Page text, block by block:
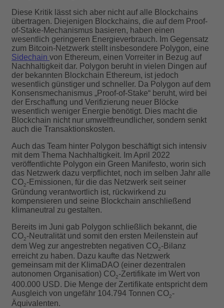
Diese Kritik lässt sich aber nicht auf alle Blockchains
übertragen. Diejenigen Blockchains, die auf dem Proof-
of-Stake-Mechanismus basieren, haben einen
wesentlich geringeren Energieverbrauch. Im Gegensatz
zum Bitcoin-Netzwerk stellt insbesondere Polygon, eine
Sidechain von Ethereum, einen Vorreiter in Bezug auf
Nachhaltigkeit dar. Polygon beruht in vielen Dingen auf
der bekannten Blockchain Ethereum, ist jedoch
wesentlich günstiger und schneller. Da Polygon auf dem
Konsensmechanismus „Proof-of-Stake“ beruht, wird bei
der Erschaffung und Verifizierung neuer Blöcke
wesentlich weniger Energie benötigt. Dies macht die
Blockchain nicht nur umweltfreundlicher, sondern senkt
auch die Transaktionskosten.
Auch das Team hinter Polygon beschäftigt sich intensiv
mit dem Thema Nachhaltigkeit. Im April 2022
veröffentlichte Polygon ein Green Manifesto, worin sich
das Netzwerk dazu verpflichtet, noch im selben Jahr alle
CO2-Emissionen, für die das Netzwerk seit seiner
Gründung verantwortlich ist, rückwirkend zu
kompensieren und seine Blockchain anschließend
klimaneutral zu gestalten.
Bereits im Juni gab Polygon schließlich bekannt, die
CO2-Neutralität und somit den ersten Meilenstein auf
dem Weg zur angestrebten negativen CO2-Bilanz
erreicht zu haben. Dazu kaufte das Netzwerk
gemeinsam mit der KlimaDAO (einer dezentralen
autonomen Organisation) CO2-Zertifikate im Wert von
400.000 USD. Die Menge der Zertifikate entspricht dem
Ausgleich von ungefähr 104.794 Tonnen CO2-
Äquivalenten.